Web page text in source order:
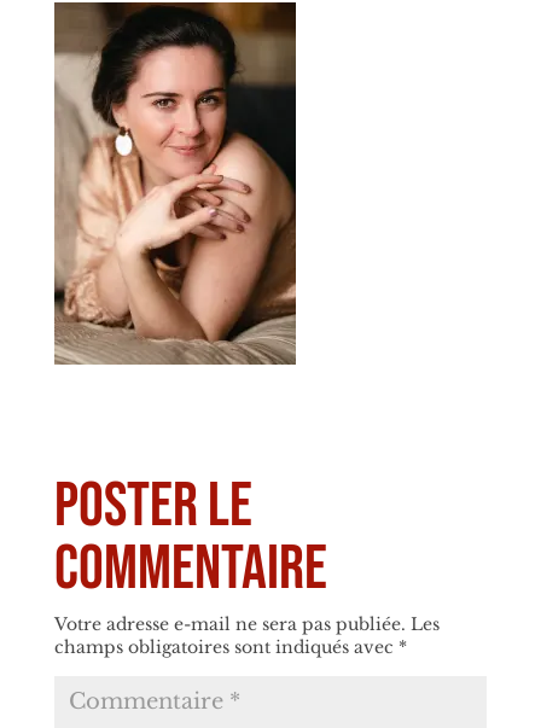
Poster le
commentaire
Votre adresse e-mail ne sera pas publiée. Les
champs obligatoires sont indiqués avec *